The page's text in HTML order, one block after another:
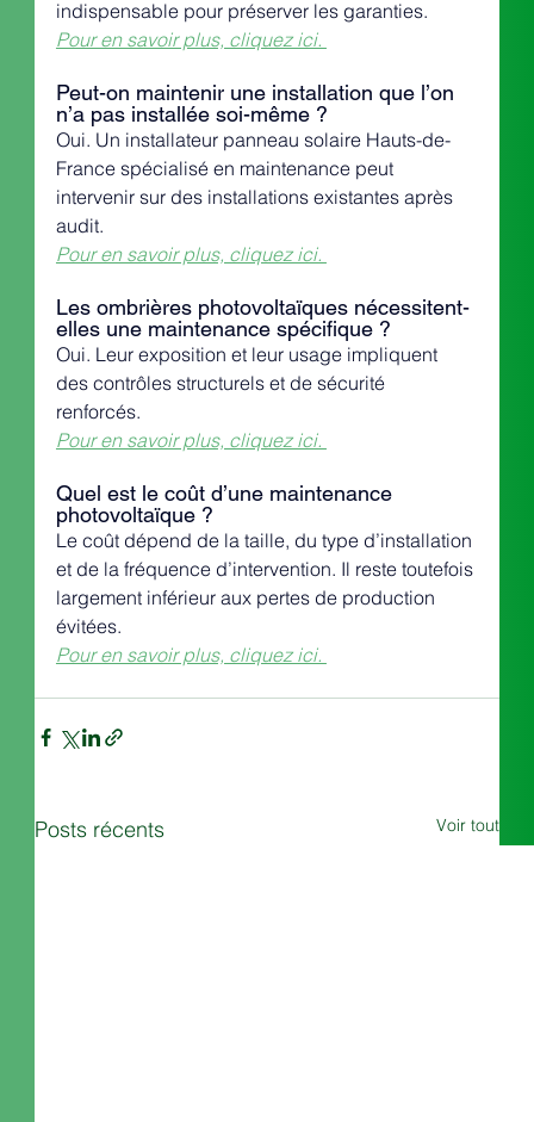
indispensable pour préserver les garanties.
Pour en savoir plus, cliquez ici.
Peut-on maintenir une installation que l’on
n’a pas installée soi-même ?
Oui. Un installateur panneau solaire Hauts-de-
France spécialisé en maintenance peut
intervenir sur des installations existantes après
audit.
Pour en savoir plus, cliquez ici.
Les ombrières photovoltaïques nécessitent-
elles une maintenance spécifique ?
Oui. Leur exposition et leur usage impliquent
des contrôles structurels et de sécurité
renforcés.
Pour en savoir plus, cliquez ici.
Quel est le coût d’une maintenance
photovoltaïque ?
Le coût dépend de la taille, du type d’installation
et de la fréquence d’intervention. Il reste toutefois
largement inférieur aux pertes de production
évitées.
Pour en savoir plus, cliquez ici.
Posts récents Voir tout